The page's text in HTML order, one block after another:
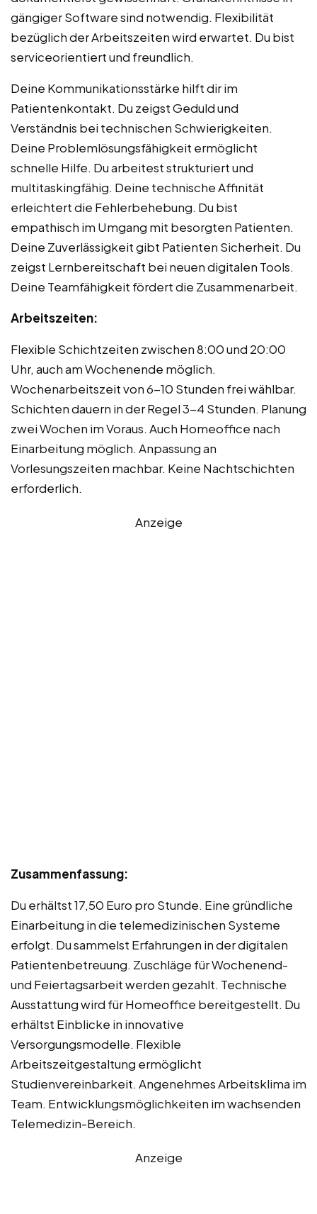
gängiger Software sind notwendig. Flexibilität
bezüglich der Arbeitszeiten wird erwartet. Du bist
serviceorientiert und freundlich.
Deine Kommunikationsstärke hilft dir im
Patientenkontakt. Du zeigst Geduld und
Verständnis bei technischen Schwierigkeiten.
Deine Problemlösungsfähigkeit ermöglicht
schnelle Hilfe. Du arbeitest strukturiert und
multitaskingfähig. Deine technische Affinität
erleichtert die Fehlerbehebung. Du bist
empathisch im Umgang mit besorgten Patienten.
Deine Zuverlässigkeit gibt Patienten Sicherheit. Du
zeigst Lernbereitschaft bei neuen digitalen Tools.
Deine Teamfähigkeit fördert die Zusammenarbeit.
Arbeitszeiten:
Flexible Schichtzeiten zwischen 8:00 und 20:00
Uhr, auch am Wochenende möglich.
Wochenarbeitszeit von 6-10 Stunden frei wählbar.
Schichten dauern in der Regel 3-4 Stunden. Planung
zwei Wochen im Voraus. Auch Homeoffice nach
Einarbeitung möglich. Anpassung an
Vorlesungszeiten machbar. Keine Nachtschichten
erforderlich.
Anzeige
Zusammenfassung:
Du erhältst 17,50 Euro pro Stunde. Eine gründliche
Einarbeitung in die telemedizinischen Systeme
erfolgt. Du sammelst Erfahrungen in der digitalen
Patientenbetreuung. Zuschläge für Wochenend-
und Feiertagsarbeit werden gezahlt. Technische
Ausstattung wird für Homeoffice bereitgestellt. Du
erhältst Einblicke in innovative
Versorgungsmodelle. Flexible
Arbeitszeitgestaltung ermöglicht
Studienvereinbarkeit. Angenehmes Arbeitsklima im
Team. Entwicklungsmöglichkeiten im wachsenden
Telemedizin-Bereich.
Anzeige